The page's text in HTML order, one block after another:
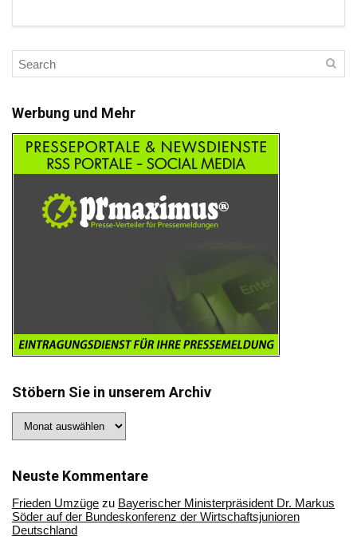
Werbung und Mehr
Stöbern Sie in unserem Archiv
Sie
Archiv
Neuste Kommentare
Frieden Umzüge zu Bayerischer Ministerpräsident Dr. Markus
Söder auf der Bundeskonferenz der Wirtschaftsjunioren
Deutschland